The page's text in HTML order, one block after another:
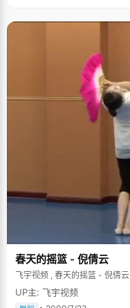
春天的摇篮 - 倪倩云
飞宇视频 , 春天的摇篮 - 倪倩云
UP主: 飞宇视频